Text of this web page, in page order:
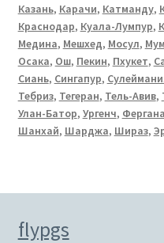
Казань, Карачи, Катманду,
Краснодар, Куала-Лумпур,
Медина, Мешхед, Мосул,
Осака, Ош, Пекин, Пхукет,
Сиань, Сингапур,
Тебриз, Тегеран, Тель-Авив,
Улан-Батор, Ургенч, Фергана
Шанхай, Шарджа, Шираз,
flypgs